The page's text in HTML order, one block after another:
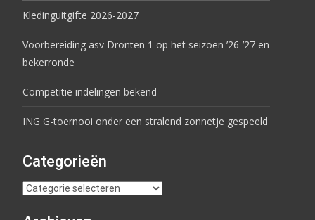
Kledinguitgifte 2026-2027
Voorbereiding asv Dronten 1 op het seizoen ’26-’27 en
bekerronde
Competitie indelingen bekend
ING G-toernooi onder een stralend zonnetje gespeeld
Categorieën